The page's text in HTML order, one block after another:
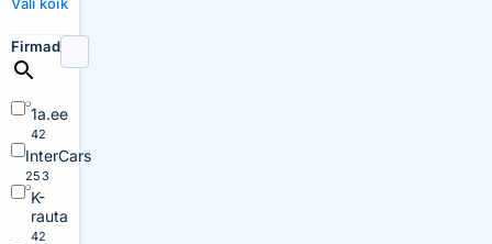
Firmad
1a.ee
42
InterCars
253
K-
rauta
42